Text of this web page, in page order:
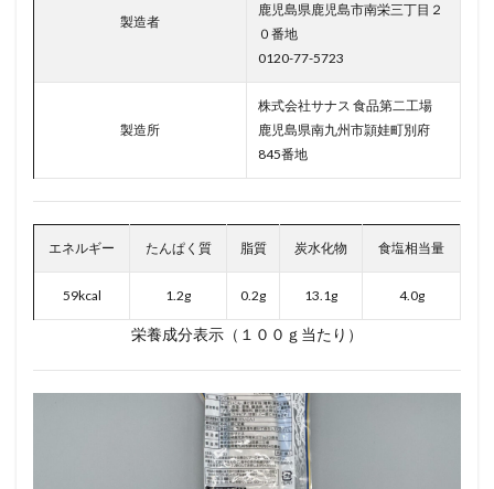
製造者
鹿児島県鹿児島市南栄三丁目２
０番地
0120-77-5723
製造所
株式会社サナス 食品第二工場
鹿児島県南九州市頴娃町別府
845​番地
エネルギー たんぱく質 脂質 炭水化物 食塩相当量
59kcal 1.2g 0.2g 13.1g 4.0g
栄養成分表示（１００ｇ当たり）